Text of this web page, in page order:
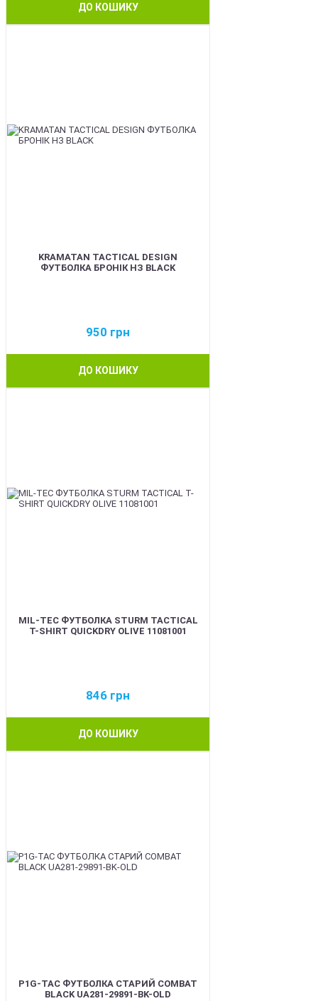
ДО КОШИКУ
KRAMATAN TACTICAL DESIGN
ФУТБОЛКА БРОНІК НЗ BLACK
950 грн
ДО КОШИКУ
MIL-TEC ФУТБОЛКА STURM TACTICAL
T-SHIRT QUICKDRY OLIVE 11081001
846 грн
ДО КОШИКУ
P1G-TAC ФУТБОЛКА СТАРИЙ COMBAT
BLACK UA281-29891-BK-OLD